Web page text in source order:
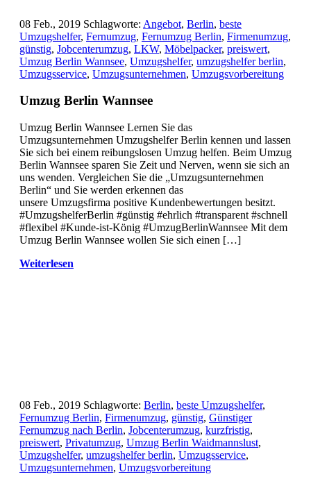
08 Feb., 2019 Schlagworte: Angebot, Berlin, beste
Umzugshelfer, Fernumzug, Fernumzug Berlin, Firmenumzug,
günstig, Jobcenterumzug, LKW, Möbelpacker, preiswert,
Umzug Berlin Wannsee, Umzugshelfer, umzugshelfer berlin,
Umzugsservice, Umzugsunternehmen, Umzugsvorbereitung
Umzug Berlin Wannsee
Umzug Berlin Wannsee Lernen Sie das
Umzugsunternehmen Umzugshelfer Berlin kennen und lassen
Sie sich bei einem reibungslosen Umzug helfen. Beim Umzug
Berlin Wannsee sparen Sie Zeit und Nerven, wenn sie sich an
uns wenden. Vergleichen Sie die „Umzugsunternehmen
Berlin“ und Sie werden erkennen das
unsere Umzugsfirma positive Kundenbewertungen besitzt.
#UmzugshelferBerlin #günstig #ehrlich #transparent #schnell
#flexibel #Kunde-ist-König #UmzugBerlinWannsee Mit dem
Umzug Berlin Wannsee wollen Sie sich einen […]
Weiterlesen
08 Feb., 2019 Schlagworte: Berlin, beste Umzugshelfer,
Fernumzug Berlin, Firmenumzug, günstig, Günstiger
Fernumzug nach Berlin, Jobcenterumzug, kurzfristig,
preiswert, Privatumzug, Umzug Berlin Waidmannslust,
Umzugshelfer, umzugshelfer berlin, Umzugsservice,
Umzugsunternehmen, Umzugsvorbereitung